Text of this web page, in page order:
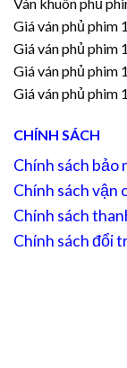
Giá ván phủ phim
Giá ván phủ phim
Giá ván phủ phim
Giá ván phủ phim
CHÍNH SÁCH
Chính sách bảo
Chính sách vận
Chính sách
Chính sách đổi